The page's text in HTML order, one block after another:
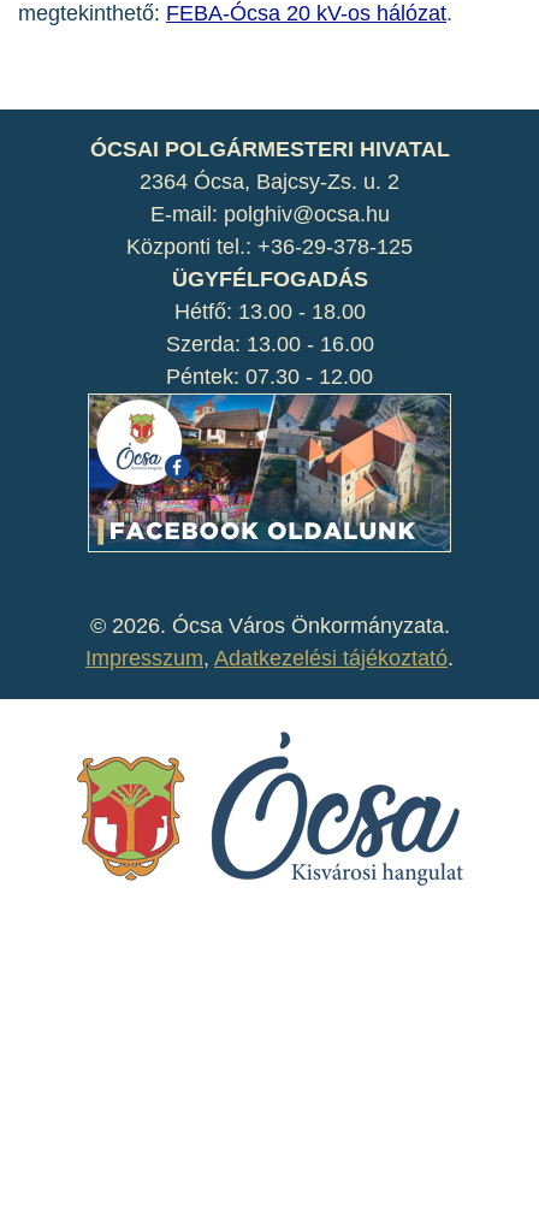
megtekinthető: FEBA-Ócsa 20 kV-os hálózat.
ÓCSAI POLGÁRMESTERI HIVATAL
2364 Ócsa, Bajcsy-Zs. u. 2
E-mail: polghiv@ocsa.hu
Központi tel.: +36-29-378-125
ÜGYFÉLFOGADÁS
Hétfő: 13.00 - 18.00
Szerda: 13.00 - 16.00
Péntek: 07.30 - 12.00
© 2026. Ócsa Város Önkormányzata.
Impresszum, Adatkezelési tájékoztató.